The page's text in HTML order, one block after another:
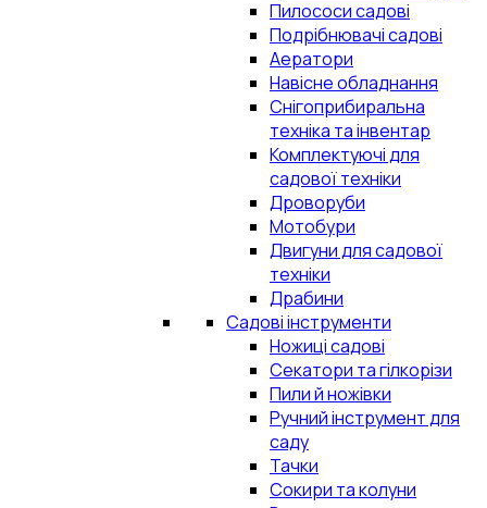
Пилососи садові
Подрібнювачі садові
Аератори
Навісне обладнання
Снігоприбиральна
техніка та інвентар
Комплектуючі для
садової техніки
Дроворуби
Мотобури
Двигуни для садової
техніки
Драбини
Садові інструменти
Ножиці садові
Секатори та гілкорізи
Пили й ножівки
Ручний інструмент для
саду
Тачки
Сокири та колуни